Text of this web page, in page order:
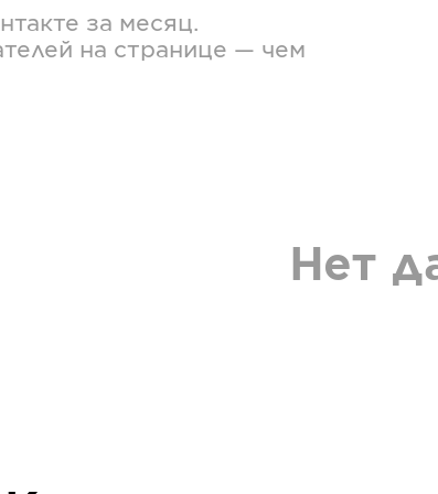
за месяц.
на странице — чем
Нет